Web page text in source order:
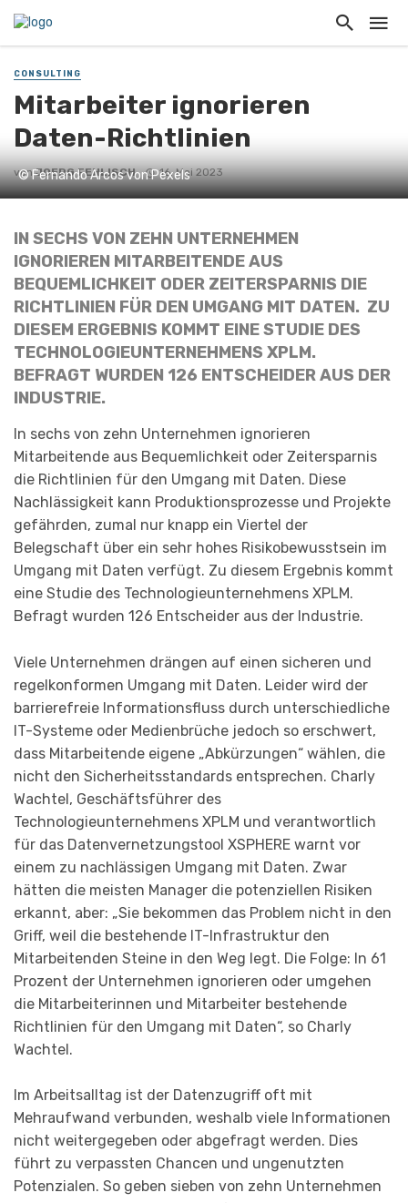
CONSULTING
Mitarbeiter ignorieren
Daten-Richtlinien
vonJOERG FEHLISCH 16. Mai 2023
© Fernando Arcos von Pexels
IN SECHS VON ZEHN UNTERNEHMEN
IGNORIEREN MITARBEITENDE AUS
BEQUEMLICHKEIT ODER ZEITERSPARNIS DIE
RICHTLINIEN FÜR DEN UMGANG MIT DATEN. ZU
DIESEM ERGEBNIS KOMMT EINE STUDIE DES
TECHNOLOGIEUNTERNEHMENS XPLM.
BEFRAGT WURDEN 126 ENTSCHEIDER AUS DER
INDUSTRIE.
In sechs von zehn Unternehmen ignorieren
Mitarbeitende aus Bequemlichkeit oder Zeitersparnis
die Richtlinien für den Umgang mit Daten. Diese
Nachlässigkeit kann Produktionsprozesse und Projekte
gefährden, zumal nur knapp ein Viertel der
Belegschaft über ein sehr hohes Risikobewusstsein im
Umgang mit Daten verfügt. Zu diesem Ergebnis kommt
eine Studie des Technologieunternehmens XPLM.
Befragt wurden 126 Entscheider aus der Industrie.
Viele Unternehmen drängen auf einen sicheren und
regelkonformen Umgang mit Daten. Leider wird der
barrierefreie Informationsfluss durch unterschiedliche
IT-Systeme oder Medienbrüche jedoch so erschwert,
dass Mitarbeitende eigene „Abkürzungen“ wählen, die
nicht den Sicherheitsstandards entsprechen. Charly
Wachtel, Geschäftsführer des
Technologieunternehmens XPLM und verantwortlich
für das Datenvernetzungstool XSPHERE warnt vor
einem zu nachlässigen Umgang mit Daten. Zwar
hätten die meisten Manager die potenziellen Risiken
erkannt, aber: „Sie bekommen das Problem nicht in den
Griff, weil die bestehende IT-Infrastruktur den
Mitarbeitenden Steine in den Weg legt. Die Folge: In 61
Prozent der Unternehmen ignorieren oder umgehen
die Mitarbeiterinnen und Mitarbeiter bestehende
Richtlinien für den Umgang mit Daten“, so Charly
Wachtel.
Im Arbeitsalltag ist der Datenzugriff oft mit
Mehraufwand verbunden, weshalb viele Informationen
nicht weitergegeben oder abgefragt werden. Dies
führt zu verpassten Chancen und ungenutzten
Potenzialen. So geben sieben von zehn Unternehmen